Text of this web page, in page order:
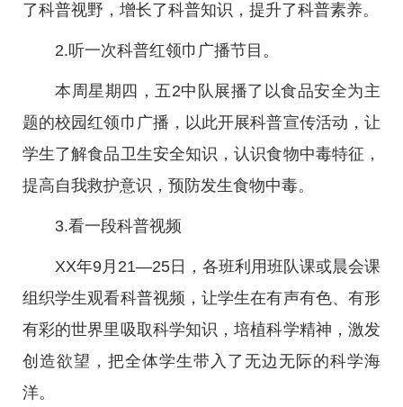
了科普视野，增长了科普知识，提升了科普素养。
2.听一次科普红领巾广播节目。
本周星期四，五2中队展播了以食品安全为主
题的校园红领巾广播，以此开展科普宣传活动，让
学生了解食品卫生安全知识，认识食物中毒特征，
提高自我救护意识，预防发生食物中毒。
3.看一段科普视频
XX年9月21—25日，各班利用班队课或晨会课
组织学生观看科普视频，让学生在有声有色、有形
有彩的世界里吸取科学知识，培植科学精神，激发
创造欲望，把全体学生带入了无边无际的科学海
洋。